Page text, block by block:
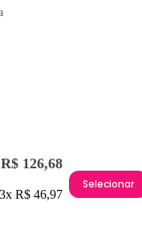
R$ 126,68
3x R$ 46,97
Selecionar